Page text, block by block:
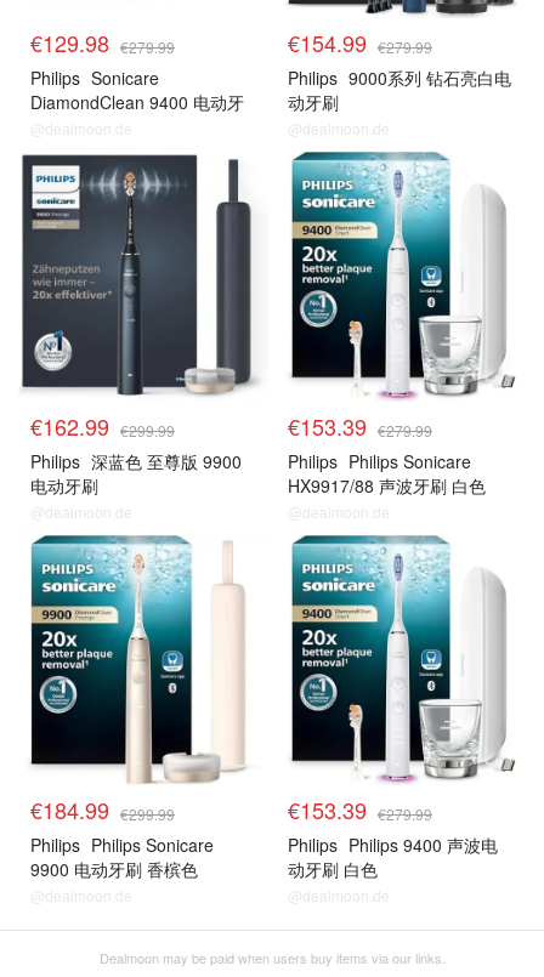
€129.98 €279.99
Philips Sonicare
DiamondClean 9400 电动牙
刷
@dealmoon.de
€154.99 €279.99
Philips 9000系列 钻石亮白电
动牙刷
@dealmoon.de
€162.99 €299.99
Philips 深蓝色 至尊版 9900
电动牙刷
@dealmoon.de
€153.39 €279.99
Philips Philips Sonicare
HX9917/88 声波牙刷 白色
@dealmoon.de
€184.99 €299.99
Philips Philips Sonicare
9900 电动牙刷 香槟色
@dealmoon.de
€153.39 €279.99
Philips Philips 9400 声波电
动牙刷 白色
@dealmoon.de
Dealmoon may be paid when users buy items via our links.